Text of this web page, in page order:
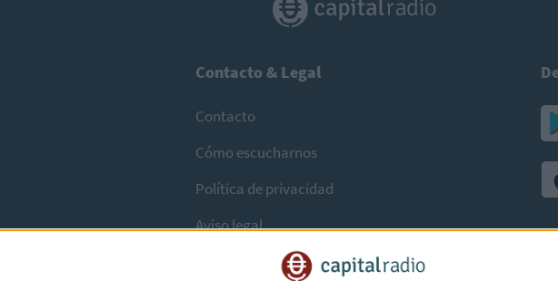
Contacto & Legal
Contacto
Cómo escucharnos
Política de privacidad
Aviso legal